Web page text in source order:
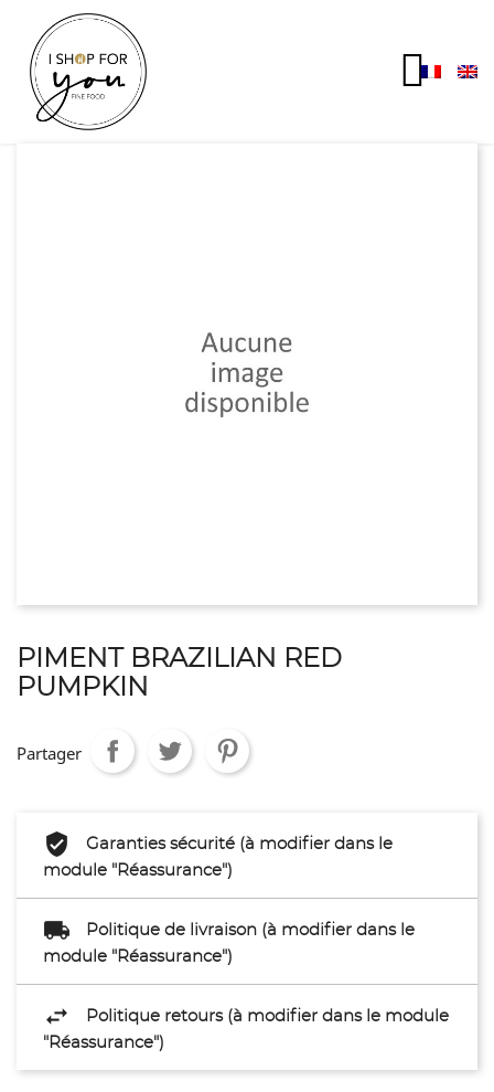
PIMENT BRAZILIAN RED
PUMPKIN
Partager
Garanties sécurité (à modifier dans le
module "Réassurance")
Politique de livraison (à modifier dans le
module "Réassurance")
Politique retours (à modifier dans le module
"Réassurance")